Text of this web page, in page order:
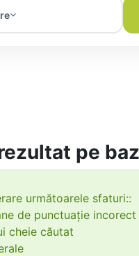
pe
următoarele sfaturi::
de punctuație incorect
cheie căutat